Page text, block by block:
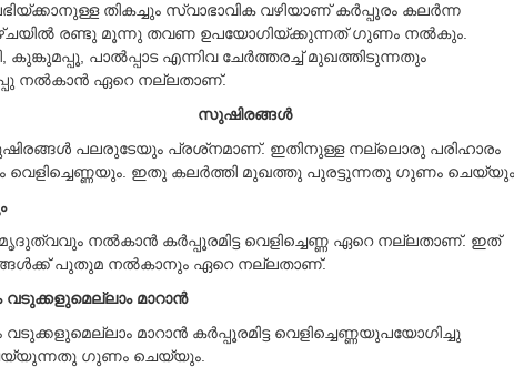
തികച്ചും സ്വാഭാവിക വഴിയാണ് കര്‍പ്പൂരം കലര്‍ന്ന
രണ്ടു മൂന്നു തവണ ഉപയോഗിയ്ക്കുന്നത് ഗുണം നല്‍കും.
കുങ്കുമപ്പൂ, പാല്‍പ്പാട എന്നിവ ചേര്‍ത്തരച്ച് മുഖത്തിടുന്നതും
നല്‍കാന്‍ ഏറെ നല്ലതാണ്.
സുഷിരങ്ങള്‍
പലരുടേയും പ്രശ്‌നമാണ്. ഇതിനുള്ള നല്ലൊരു പരിഹാരം
വെളിച്ചെണ്ണയും. ഇതു കലര്‍ത്തി മുഖത്തു പുരട്ടുന്നതു ഗുണം
നല്‍കാന്‍ കര്‍പ്പൂരമിട്ട വെളിച്ചെണ്ണ ഏറെ നല്ലതാണ്. ഇത്
പുതുമ നല്‍കാനും ഏറെ നല്ലതാണ്.
മാറാന്‍
മാറാന്‍ കര്‍പ്പൂരമിട്ട വെളിച്ചെണ്ണയുപയോഗിച്ചു
ഗുണം ചെയ്യും.